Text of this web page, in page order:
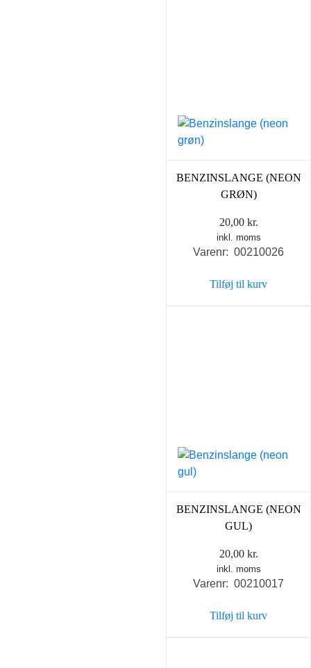
BENZINSLANGE (NEON
GRØN)
20,00 kr.
inkl. moms
Varenr: 00210026
Tilføj til kurv
BENZINSLANGE (NEON
GUL)
20,00 kr.
inkl. moms
Varenr: 00210017
Tilføj til kurv